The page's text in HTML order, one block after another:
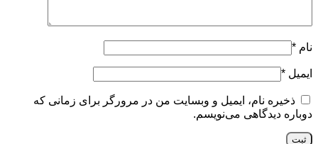
نام *
ایمیل *
ذخیره نام، ایمیل و وبسایت من در مرورگر برای زمانی که
دوباره دیدگاهی می‌نویسم.